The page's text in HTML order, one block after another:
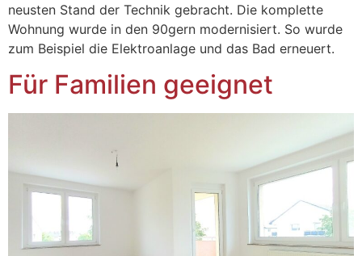
neusten Stand der Technik gebracht. Die komplette
Wohnung wurde in den 90gern modernisiert. So wurde
zum Beispiel die Elektroanlage und das Bad erneuert.
Für Familien geeignet